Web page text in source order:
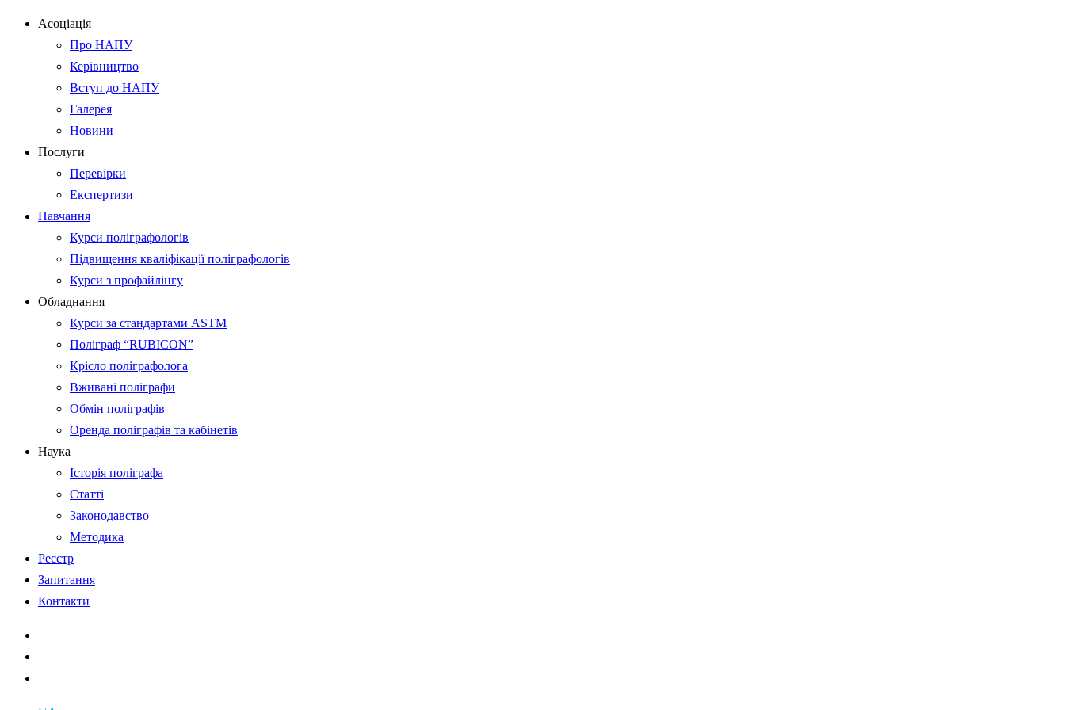
Асоціація
Про НАПУ
Керівництво
Вступ до НАПУ
Галерея
Новини
Послуги
Перевірки
Експертизи
Навчання
Курси поліграфологів
Підвищення кваліфікації поліграфологів
Курси з профайлінгу
Обладнання
Курси за стандартами ASTM
Поліграф “RUBICON”
Крісло поліграфолога
Вживані поліграфи
Обмін поліграфів
Оренда поліграфів та кабінетів
Наука
Історія поліграфа
Статті
Законодавство
Методика
Реєстр
Запитання
Контакти